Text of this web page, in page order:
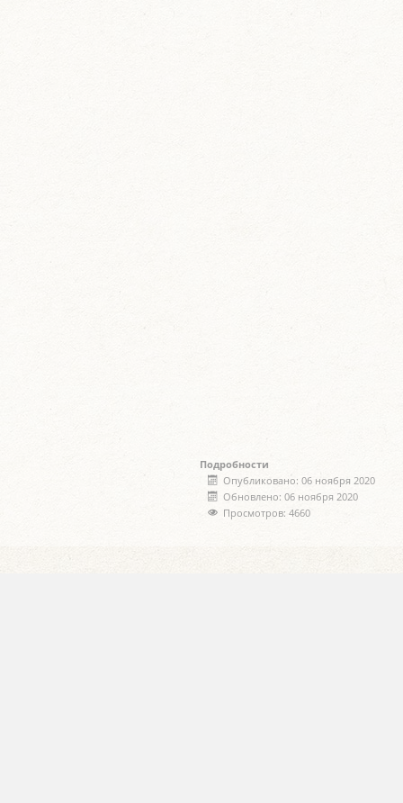
Подробности
Опубликовано: 06 ноября 2020
Обновлено: 06 ноября 2020
Просмотров: 4660